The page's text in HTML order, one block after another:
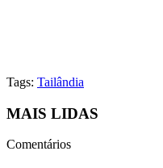
Tags: Tailândia
MAIS LIDAS
Comentários